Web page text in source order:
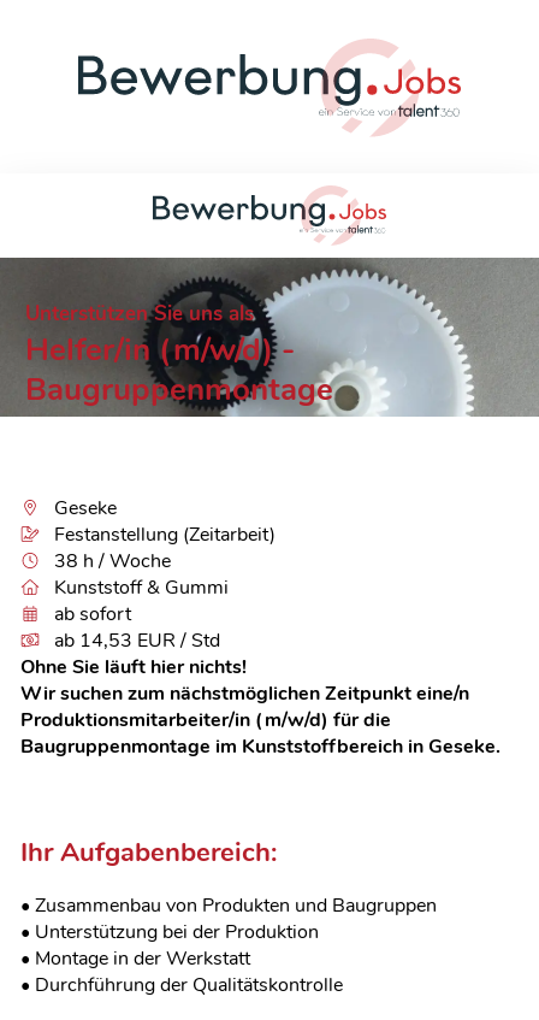
Unterstützen Sie uns als
Helfer/in (m/w/d) -
Baugruppenmontage
Geseke
Festanstellung (Zeitarbeit)
38 h / Woche
Kunststoff & Gummi
ab sofort
ab 14,53 EUR / Std
Ohne Sie läuft hier nichts!
Wir suchen zum nächstmöglichen Zeitpunkt eine/n
Produktionsmitarbeiter/in (m/w/d) für die
Baugruppenmontage im Kunststoffbereich in Geseke.
Ihr Aufgabenbereich:
• Zusammenbau von Produkten und Baugruppen
• Unterstützung bei der Produktion
• Montage in der Werkstatt
• Durchführung der Qualitätskontrolle